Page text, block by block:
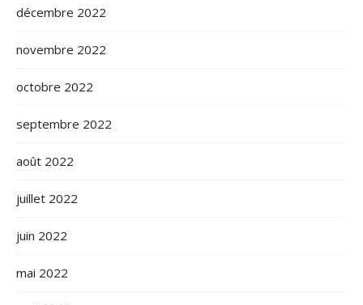
décembre 2022
novembre 2022
octobre 2022
septembre 2022
août 2022
juillet 2022
juin 2022
mai 2022